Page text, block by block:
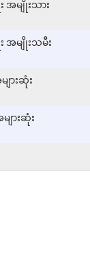
အမျိုးသား
အမျိုးသမီး
ားဆုံး
ျားဆုံး